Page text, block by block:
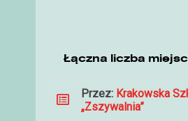
Łączna liczba
Przez: Krakowska
„Zszywalnia”